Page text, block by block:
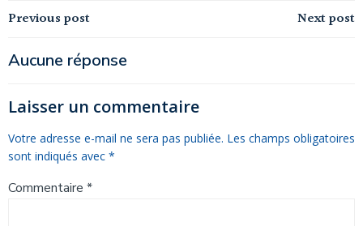
Navigation
de
l’article
Previous post Navigation
l’article
Next post
Aucune réponse
Laisser un commentaire
Votre adresse e-mail ne sera pas publiée. Les champs obligatoires
sont indiqués avec *
Commentaire *